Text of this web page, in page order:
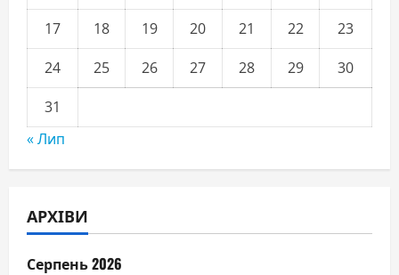
17
18 19 20 21 22
23
24
25 26 27 28 29
30
31
« Лип
АРХІВИ
Серпень 2026